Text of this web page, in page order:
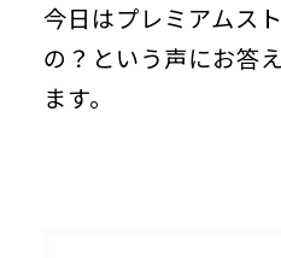
今日はプレミアムス
の？という声にお答
ます。